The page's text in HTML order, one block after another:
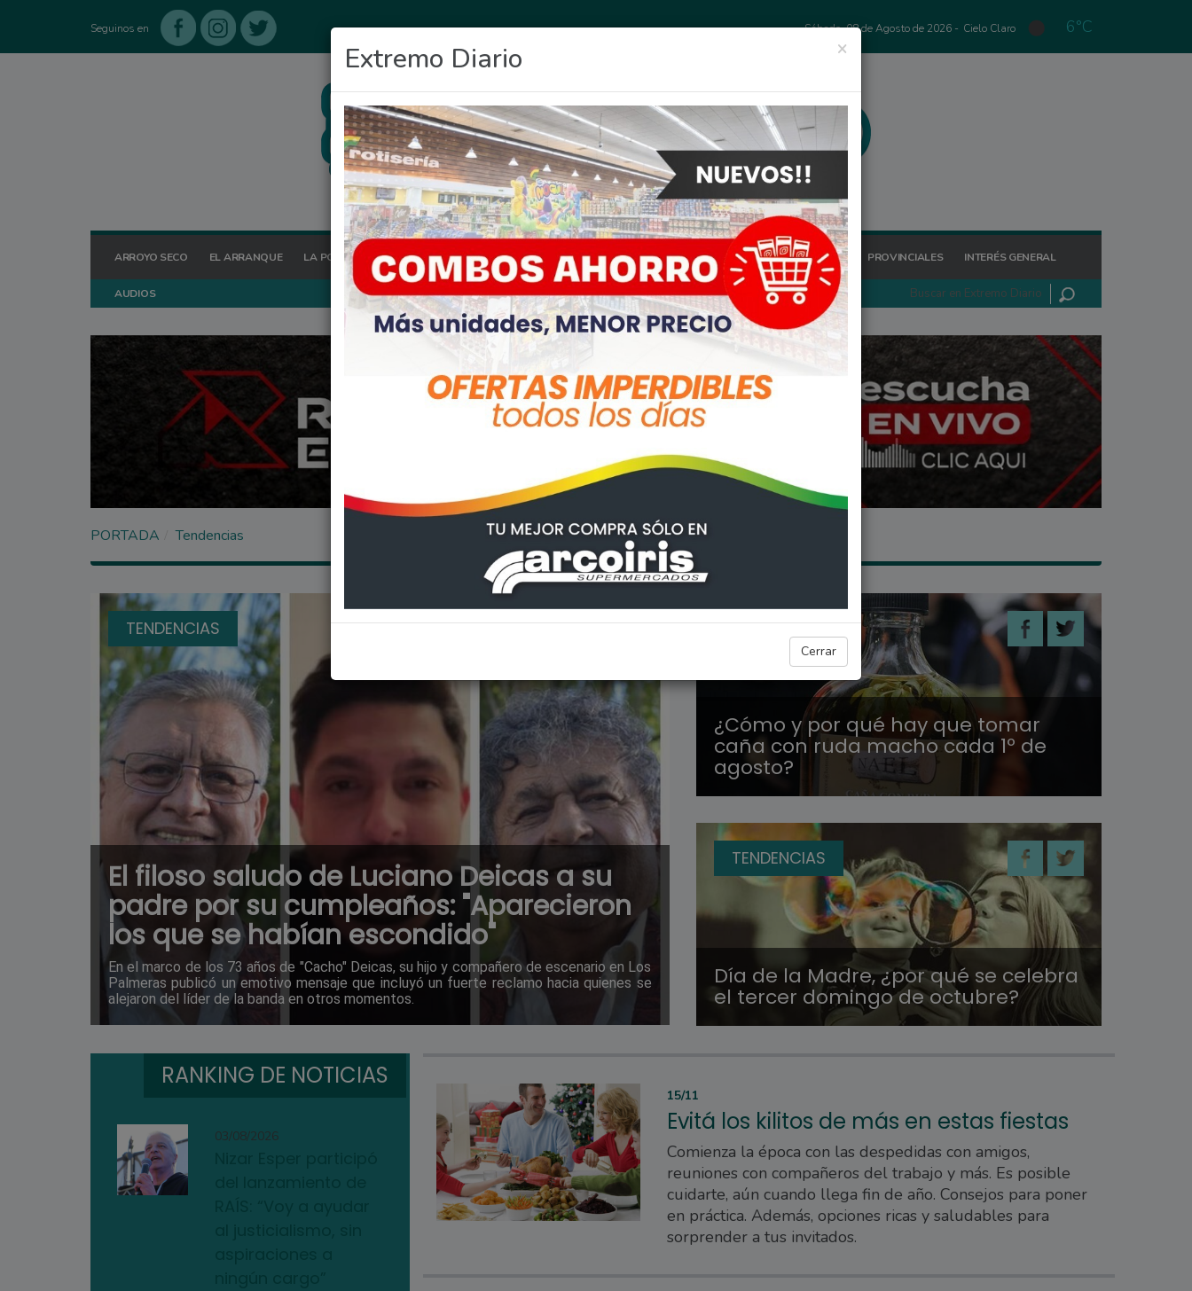
Seguinos en Sábado, 08 de Agosto de 2026 - Cielo Claro 6°C
ARROYO SECO EL ARRANQUE LA POSTA HOY OCIO DEPORTES FIGHIERA GENERAL LAGOS POLICIALES REGIONALES PROVINCIALES INTERÉS GENERAL
AUDIOS
×
Extremo Diario
Cerrar
PORTADA Tendencias
TENDENCIAS
El filoso saludo de Luciano Deicas a su
padre por su cumpleaños: "Aparecieron
los que se habían escondido"
En el marco de los 73 años de "Cacho" Deicas, su hijo y compañero de escenario en Los
Palmeras publicó un emotivo mensaje que incluyó un fuerte reclamo hacia quienes se
alejaron del líder de la banda en otros momentos.
TENDENCIAS
¿Cómo y por qué hay que tomar
caña con ruda macho cada 1º de
agosto?
TENDENCIAS
Día de la Madre, ¿por qué se celebra
el tercer domingo de octubre?
RANKING DE NOTICIAS
03/08/2026
15/11
Evitá los kilitos de más en estas fiestas
Comienza la época con las despedidas con amigos,
reuniones con compañeros del trabajo y más. Es posible
cuidarte, aún cuando llega fin de año. Consejos para poner
en práctica. Además, opciones ricas y saludables para
sorprender a tus invitados.